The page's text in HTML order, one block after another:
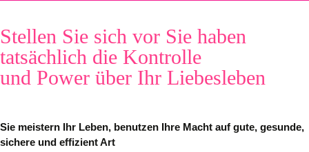
Stellen Sie sich vor Sie haben
tatsächlich die Kontrolle
und Power über Ihr Liebesleben
Sie meistern Ihr Leben, benutzen Ihre Macht auf gute, gesunde,
sichere und effizient Art